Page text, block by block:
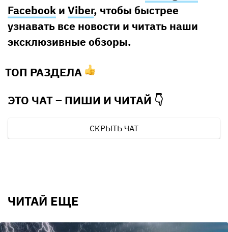
Facebook и Viber, чтобы быстрее
узнавать все новости и читать наши
эксклюзивные обзоры.
ТОП РАЗДЕЛА
ЭТО ЧАТ – ПИШИ И ЧИТАЙ 👇
СКРЫТЬ ЧАТ
ЧИТАЙ ЕЩЕ